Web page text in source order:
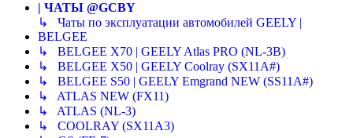
| ЧАТЫ @GCBY
↳ Чаты по эксплуатации автомобилей GEELY |
BELGEE
↳ BELGEE X70 | GEELY Atlas PRO (NL-3B)
↳ BELGEE X50 | GEELY Coolray (SX11A#)
↳ BELGEE S50 | GEELY Emgrand NEW (SS11A#)
↳ ATLAS NEW (FX11)
↳ ATLAS (NL-3)
↳ COOLRAY (SX11A3)